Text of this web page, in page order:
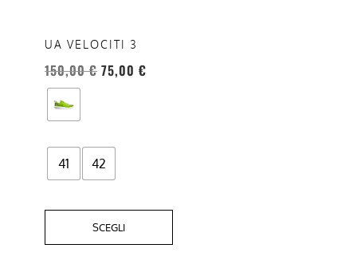
UA VELOCITI 3
150,00€ 75,00 €
41 42
SCEGLI
opzioni
essere
scelte
nella
del
prodotto